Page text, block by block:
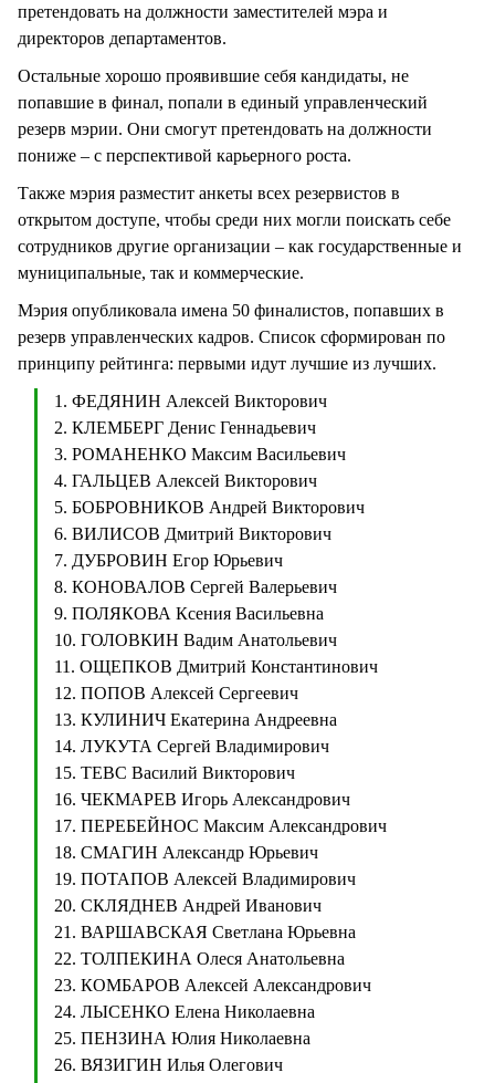
претендовать на должности заместителей мэра и
директоров департаментов.
Остальные хорошо проявившие себя кандидаты, не
попавшие в финал, попали в единый управленческий
резерв мэрии. Они смогут претендовать на должности
пониже – с перспективой карьерного роста.
Также мэрия разместит анкеты всех резервистов в
открытом доступе, чтобы среди них могли поискать себе
сотрудников другие организации – как государственные и
муниципальные, так и коммерческие.
Мэрия опубликовала имена 50 финалистов, попавших в
резерв управленческих кадров. Список сформирован по
принципу рейтинга: первыми идут лучшие из лучших.
1. ФЕДЯНИН Алексей Викторович
2. КЛЕМБЕРГ Денис Геннадьевич
3. РОМАНЕНКО Максим Васильевич
4. ГАЛЬЦЕВ Алексей Викторович
5. БОБРОВНИКОВ Андрей Викторович
6. ВИЛИСОВ Дмитрий Викторович
7. ДУБРОВИН Егор Юрьевич
8. КОНОВАЛОВ Сергей Валерьевич
9. ПОЛЯКОВА Ксения Васильевна
10. ГОЛОВКИН Вадим Анатольевич
11. ОЩЕПКОВ Дмитрий Константинович
12. ПОПОВ Алексей Сергеевич
13. КУЛИНИЧ Екатерина Андреевна
14. ЛУКУТА Сергей Владимирович
15. ТЕВС Василий Викторович
16. ЧЕКМАРЕВ Игорь Александрович
17. ПЕРЕБЕЙНОС Максим Александрович
18. СМАГИН Александр Юрьевич
19. ПОТАПОВ Алексей Владимирович
20. СКЛЯДНЕВ Андрей Иванович
21. ВАРШАВСКАЯ Светлана Юрьевна
22. ТОЛПЕКИНА Олеся Анатольевна
23. КОМБАРОВ Алексей Александрович
24. ЛЫСЕНКО Елена Николаевна
25. ПЕНЗИНА Юлия Николаевна
26. ВЯЗИГИН Илья Олегович